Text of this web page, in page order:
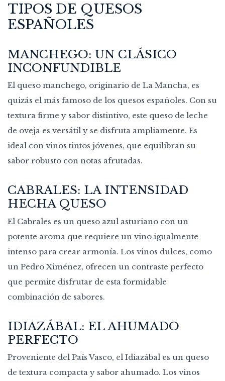
TIPOS DE QUESOS
ESPAÑOLES
MANCHEGO: UN CLÁSICO
INCONFUNDIBLE
El queso manchego, originario de La Mancha, es
quizás el más famoso de los quesos españoles. Con su
textura firme y sabor distintivo, este queso de leche
de oveja es versátil y se disfruta ampliamente. Es
ideal con vinos tintos jóvenes, que equilibran su
sabor robusto con notas afrutadas.
CABRALES: LA INTENSIDAD
HECHA QUESO
El Cabrales es un queso azul asturiano con un
potente aroma que requiere un vino igualmente
intenso para crear armonía. Los vinos dulces, como
un Pedro Ximénez, ofrecen un contraste perfecto
que permite disfrutar de esta formidable
combinación de sabores.
IDIAZÁBAL: EL AHUMADO
PERFECTO
Proveniente del País Vasco, el Idiazábal es un queso
de textura compacta y sabor ahumado. Los vinos